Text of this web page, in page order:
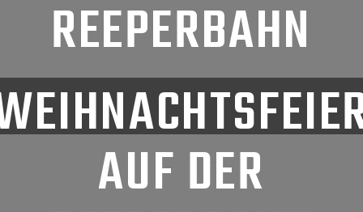
REEPERBAHN
AUF DER